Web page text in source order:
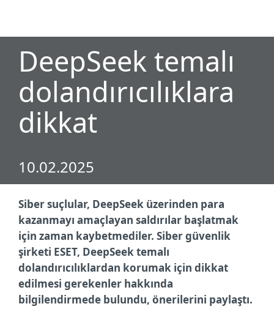
DeepSeek temalı
dolandırıcılıklara
dikkat
10.02.2025
Siber suçlular, DeepSeek üzerinden para
kazanmayı amaçlayan saldırılar başlatmak
için zaman kaybetmediler. Siber güvenlik
şirketi ESET, DeepSeek temalı
dolandırıcılıklardan korumak için dikkat
edilmesi gerekenler hakkında
bilgilendirmede bulundu, önerilerini paylaştı.